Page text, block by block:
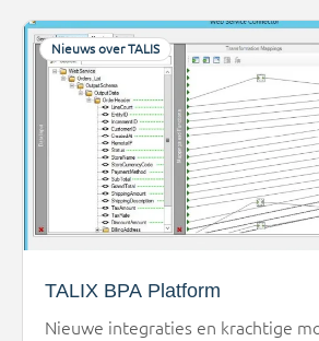
we […]
Nieuws over TALIS
TALIX BPA Platform
Nieuwe integraties en krachtige